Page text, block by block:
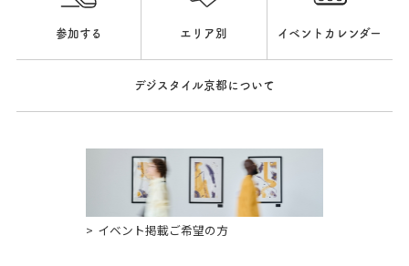
参加する エリア別 イベントカレンダー
デジスタイル京都について
イベント掲載ご希望の方